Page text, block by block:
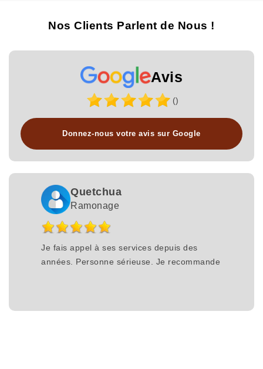
Nos Clients Parlent de Nous !
Avis
()
Donnez-nous votre avis sur Google
Quetchua
Ramonage
Je fais appel à ses services depuis des
années. Personne sérieuse. Je recommande